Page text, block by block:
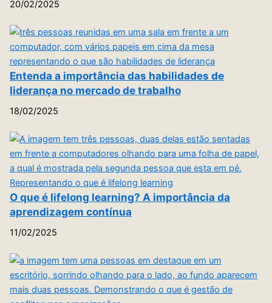
20/02/2025
Entenda a importância das habilidades de
liderança no mercado de trabalho
18/02/2025
O que é lifelong learning? A importância da
aprendizagem contínua
11/02/2025